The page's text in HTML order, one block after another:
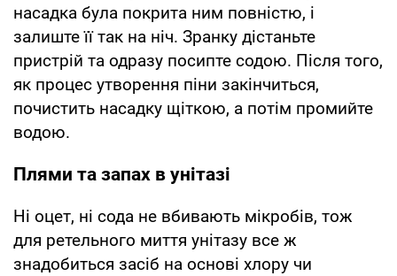
насадка була покрита ним повністю, і
залиште її так на ніч. Зранку дістаньте
пристрій та одразу посипте содою. Після того,
як процес утворення піни закінчиться,
почистить насадку щіткою, а потім промийте
водою.
Плями та запах в унітазі
Ні оцет, ні сода не вбивають мікробів, тож
для ретельного миття унітазу все ж
знадобиться засіб на основі хлору чи